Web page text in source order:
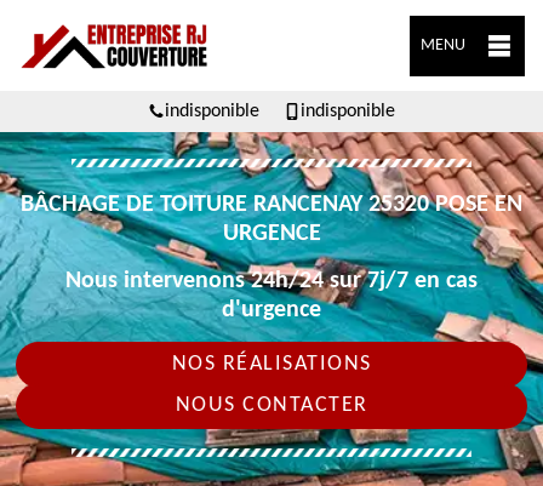
MENU
indisponible indisponible
BÂCHAGE DE TOITURE RANCENAY 25320 POSE EN
URGENCE
Nous intervenons 24h/24 sur 7j/7 en cas
d'urgence
NOS RÉALISATIONS
NOUS CONTACTER